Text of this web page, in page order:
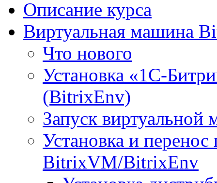
Описание курса
Виртуальная машина
Что нового
Установка «1С-
(BitrixEnv)
Запуск
Установка и
BitrixVM/BitrixEnv